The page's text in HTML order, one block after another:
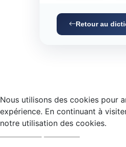
Retour au
Nous utilisons des cookies pour
expérience. En continuant à
notre utilisation des cookies.